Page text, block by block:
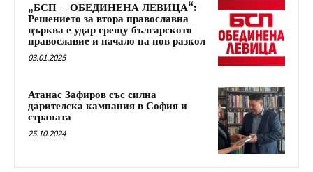
„БСП – ОБЕДИНЕНА ЛЕВИЦА“:
Решението за втора православна
църква е удар срещу българското
православие и начало на нов разкол
03.01.2025
Атанас Зафиров със силна
дарителска кампания в София и
страната
25.10.2024